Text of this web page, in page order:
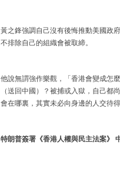
黃之鋒強調自己沒有後悔推動美國政
不排除自己的組織會被取締。
他說無謂強作樂觀，「香港會變成怎
（送回中國）？被捕或入獄，自己都
會在哪裏，其實未必向身邊的人交待得
特朗普簽署《香港人權與民主法案》